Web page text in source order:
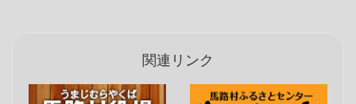
関連リンク